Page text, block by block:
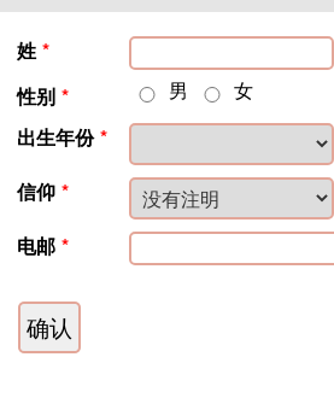
姓 *
性别 * 男
女
出生年份 *
信仰 *
电邮 *